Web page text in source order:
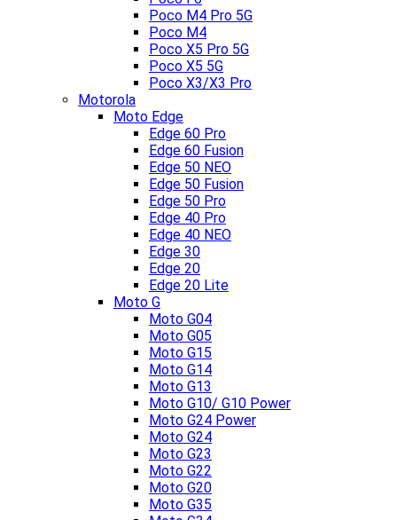
Poco M4 Pro 5G
Poco M4
Poco X5 Pro 5G
Poco X5 5G
Poco X3/X3 Pro
Motorola
Moto Edge
Edge 60 Pro
Edge 60 Fusion
Edge 50 NEO
Edge 50 Fusion
Edge 50 Pro
Edge 40 Pro
Edge 40 NEO
Edge 30
Edge 20
Edge 20 Lite
Moto G
Moto G04
Moto G05
Moto G15
Moto G14
Moto G13
Moto G10/ G10 Power
Moto G24 Power
Moto G24
Moto G23
Moto G22
Moto G20
Moto G35